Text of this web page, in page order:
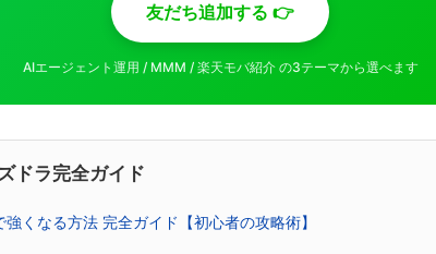
友だち追加する 👉
AIエージェント運用 / MMM / 楽天モバ紹介 の3テーマから選べます
ドラ完全ガイド
くなる方法 完全ガイド【初心者の攻略術】